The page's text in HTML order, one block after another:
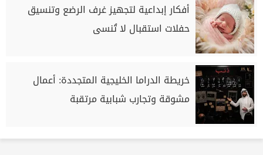
أفكار إبداعية لتجهيز غرف الرضع وتنسيق
حفلات استقبال لا تُنسى
خريطة الدراما الخليجية المتجددة: أعمال
مشوقة وتجارب شبابية مرتقبة